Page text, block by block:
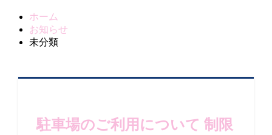
ホーム
お知らせ
未分類
駐車場のご利用について 制限